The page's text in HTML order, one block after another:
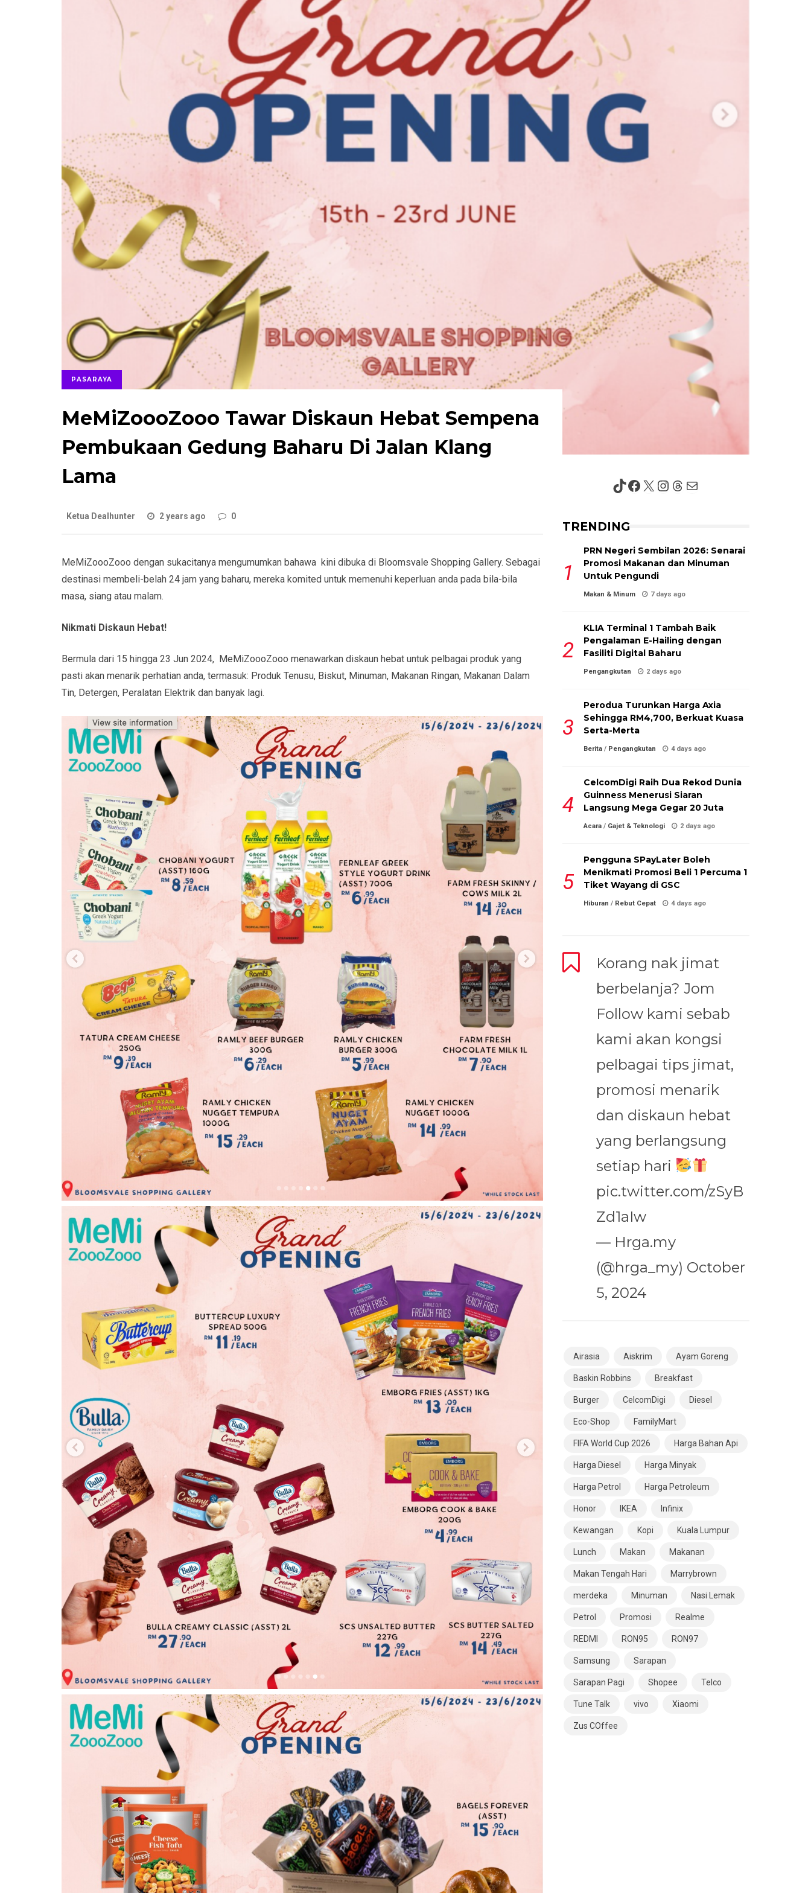
PASARAYA
MeMiZoooZooo Tawar Diskaun Hebat Sempena
Pembukaan Gedung Baharu Di Jalan Klang
Lama
Ketua Dealhunter 2 years ago 0
MeMiZoooZooo dengan sukacitanya mengumumkan bahawa kini dibuka di Bloomsvale Shopping Gallery. Sebagai
destinasi membeli-belah 24 jam yang baharu, mereka komited untuk memenuhi keperluan anda pada bila-bila
masa, siang atau malam.
Nikmati Diskaun Hebat!
Bermula dari 15 hingga 23 Jun 2024, MeMiZoooZooo menawarkan diskaun hebat untuk pelbagai produk yang
pasti akan menarik perhatian anda, termasuk: Produk Tenusu, Biskut, Minuman, Makanan Ringan, Makanan Dalam
Tin, Detergen, Peralatan Elektrik dan banyak lagi.
TikTok
Facebook
X Instagram
Threads
Mail
TRENDING
PRN Negeri Sembilan 2026: Senarai
Promosi Makanan dan Minuman
Untuk Pengundi
Makan & Minum 7 days ago
KLIA Terminal 1 Tambah Baik
Pengalaman E-Hailing dengan
Fasiliti Digital Baharu
Pengangkutan 2 days ago
Perodua Turunkan Harga Axia
Sehingga RM4,700, Berkuat Kuasa
Serta-Merta
Berita / Pengangkutan 4 days ago
CelcomDigi Raih Dua Rekod Dunia
Guinness Menerusi Siaran
Langsung Mega Gegar 20 Juta
Acara / Gajet & Teknologi 2 days ago
Pengguna SPayLater Boleh
Menikmati Promosi Beli 1 Percuma 1
Tiket Wayang di GSC
Hiburan / Rebut Cepat 4 days ago
Korang nak jimat
berbelanja? Jom
Follow kami sebab
kami akan kongsi
pelbagai tips jimat,
promosi menarik
dan diskaun hebat
yang berlangsung
setiap hari
pic.twitter.com/zSyB
Zd1aIw
— Hrga.my
(@hrga_my) October
5, 2024
Airasia Aiskrim Ayam Goreng
Baskin Robbins Breakfast
Burger CelcomDigi Diesel
Eco-Shop FamilyMart
FIFA World Cup 2026 Harga Bahan Api
Harga Diesel Harga Minyak
Harga Petrol Harga Petroleum
Honor IKEA Infinix
Kewangan Kopi Kuala Lumpur
Lunch Makan Makanan
Makan Tengah Hari Marrybrown
merdeka Minuman Nasi Lemak
Petrol Promosi Realme
REDMI RON95 RON97
Samsung Sarapan
Sarapan Pagi Shopee Telco
Tune Talk vivo Xiaomi
Zus COffee